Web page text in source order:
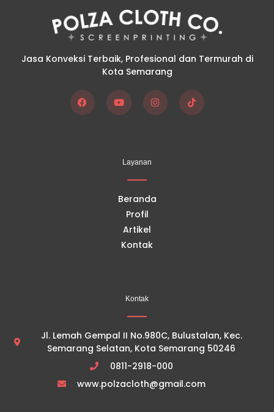
Jasa Konveksi Terbaik, Profesional dan Termurah di
Kota Semarang
F
a
Y
o
I
n
T
i
Layanan
Beranda
Profil
Artikel
Kontak
Kontak
Jl. Lemah Gempal II No.980C, Bulustalan, Kec.
Semarang Selatan, Kota Semarang 50246
0811-2918-000
www.polzacloth@gmail.com